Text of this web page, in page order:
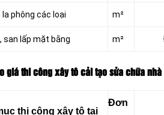
phông các loại m²
san lấp mặt bằng m²
giá thi công xây tô cải tạo sửa chữa nhà
thi công xây tô tại
Đơn